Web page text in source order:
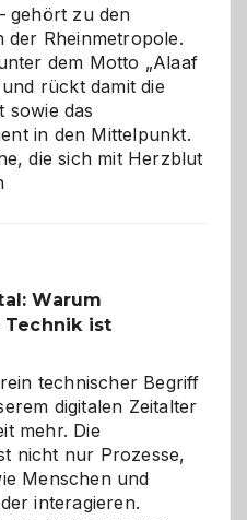
gehört zu den
der Rheinmetropole.
dem Motto „Alaaf
rückt damit die
sowie das
in den Mittelpunkt.
die sich mit Herzblut
Warum
Technik ist
technischer Begriff
digitalen Zeitalter
mehr. Die
nicht nur Prozesse,
Menschen und
interagieren.